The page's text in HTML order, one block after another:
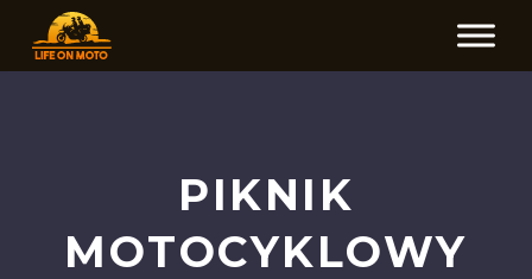
PIKNIK
MOTOCYKLOWY